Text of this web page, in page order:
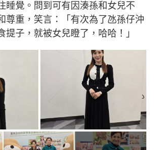
睡覺。問到可有因湊孫和女兒不
尊重，笑言：「有次為了氹孫仔沖
提子，就被女兒瞪了，哈哈！」